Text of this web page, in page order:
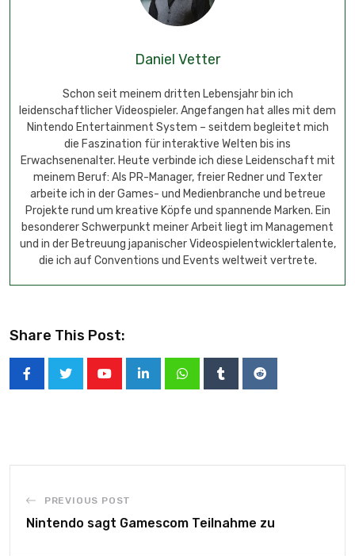
Daniel Vetter
Schon seit meinem dritten Lebensjahr bin ich
leidenschaftlicher Videospieler. Angefangen hat alles mit dem
Nintendo Entertainment System – seitdem begleitet mich
die Faszination für interaktive Welten bis ins
Erwachsenenalter. Heute verbinde ich diese Leidenschaft mit
meinem Beruf: Als PR-Manager, freier Redner und Texter
arbeite ich in der Games- und Medienbranche und betreue
Projekte rund um kreative Köpfe und spannende Marken. Ein
besonderer Schwerpunkt meiner Arbeit liegt im Management
und in der Betreuung japanischer Videospielentwicklertalente,
die ich auf Conventions und Events weltweit vertrete.
Share This Post:
PREVIOUS POST
Nintendo sagt Gamescom Teilnahme zu